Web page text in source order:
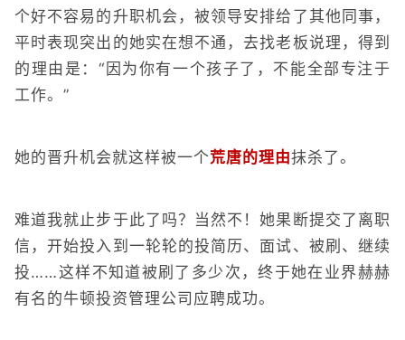
个好不容易的升职机会，被领导安排给了其他同事，
平时表现突出的她实在想不通，去找老板说理，得到
的理由是：“因为你有一个孩子了，不能全部专注于
工作。”
她的晋升机会就这样被一个荒唐的理由抹杀了。
难道我就止步于此了吗？当然不！她果断提交了离职
信，开始投入到一轮轮的投简历、面试、被刷、继续
投……这样不知道被刷了多少次，终于她在业界赫赫
有名的牛顿投资管理公司应聘成功。